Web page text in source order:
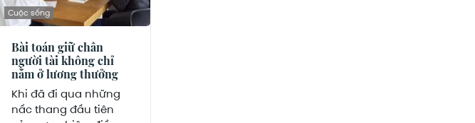
Cuộc sống
Bài toán giữ chân
người tài không chỉ
nằm ở lương thưởng
Khi đã đi qua những
nấc thang đầu tiên